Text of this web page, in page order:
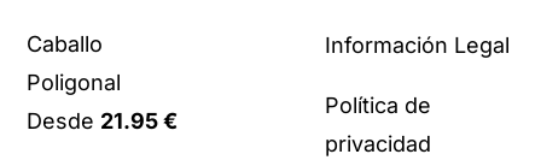
Caballo
Poligonal
Desde 21.95€
Información Legal
Política de
privacidad